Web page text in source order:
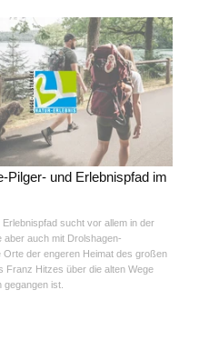
Pilger- und Erlebnispfad im
Erlebnispfad sucht vor allem in der
aber auch mit Drolshagen-
Orte der engeren Heimat des großen
Franz Hitzes über die alten Wege
gegangen ist.